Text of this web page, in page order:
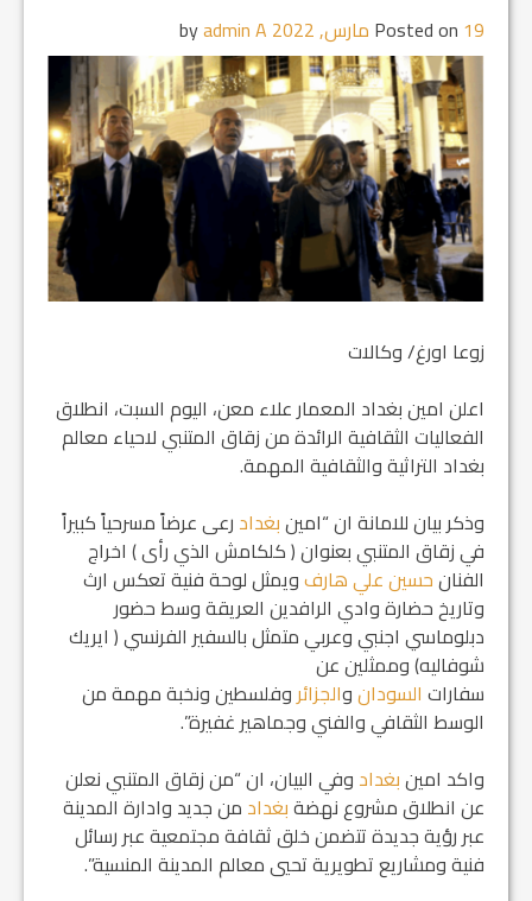
Posted on 19 مارس, 2022 admin A
زوعا اورغ/ وكالات
اعلن امين بغداد المعمار علاء معن، اليوم السبت، انطلاق
الفعاليات الثقافية الرائدة من زقاق المتنبي لاحياء معالم
بغداد التراثية والثقافية المهمة.
وذكر بيان للامانة ان “امينبغداد رعى عرضاً مسرحياً كبيراً
في زقاق المتنبي بعنوان ( كلكامش الذي رأى ) اخراج
الفنانحسين علي هارفويمثل لوحة فنية تعكس ارث
وتاريخ حضارة وادي الرافدين العريقة وسط حضور
دبلوماسي اجنبي وعربي متمثل بالسفير الفرنسي ( ايريك
شوفاليه) وممثلين عن
سفارات السودانوالجزائروفلسطين ونخبة مهمة من
الوسط الثقافي والفني وجماهير غفيرة”.
واكد امينبغداد وفي البيان، ان “من زقاق المتنبي نعلن
عن انطلاق مشروع نهضةبغداد من جديد وادارة المدينة
عبر رؤية جديدة تتضمن خلق ثقافة مجتمعية عبر رسائل
فنية ومشاريع تطويرية تحيي معالم المدينة المنسية”.